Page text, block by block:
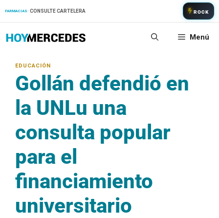
FARMACIAS: CONSULTE CARTELERA ROCK
Menú
Gollán defendió en
la UNLu una
consulta popular
para el
financiamiento
universitario